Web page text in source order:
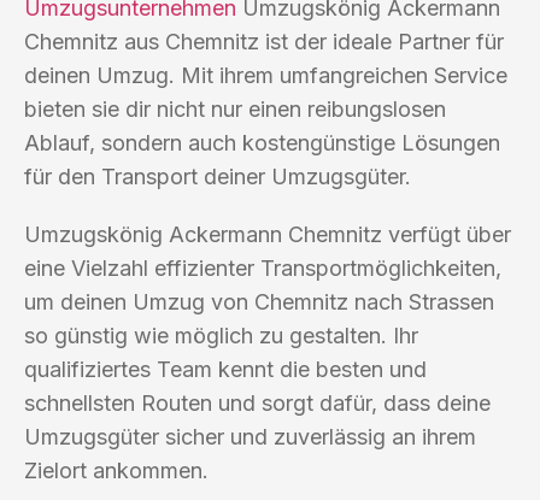
Umzugsunternehmen Umzugskönig Ackermann
Chemnitz aus Chemnitz ist der ideale Partner für
deinen Umzug. Mit ihrem umfangreichen Service
bieten sie dir nicht nur einen reibungslosen
Ablauf, sondern auch kostengünstige Lösungen
für den Transport deiner Umzugsgüter.
Umzugskönig Ackermann Chemnitz verfügt über
eine Vielzahl effizienter Transportmöglichkeiten,
um deinen Umzug von Chemnitz nach Strassen
so günstig wie möglich zu gestalten. Ihr
qualifiziertes Team kennt die besten und
schnellsten Routen und sorgt dafür, dass deine
Umzugsgüter sicher und zuverlässig an ihrem
Zielort ankommen.